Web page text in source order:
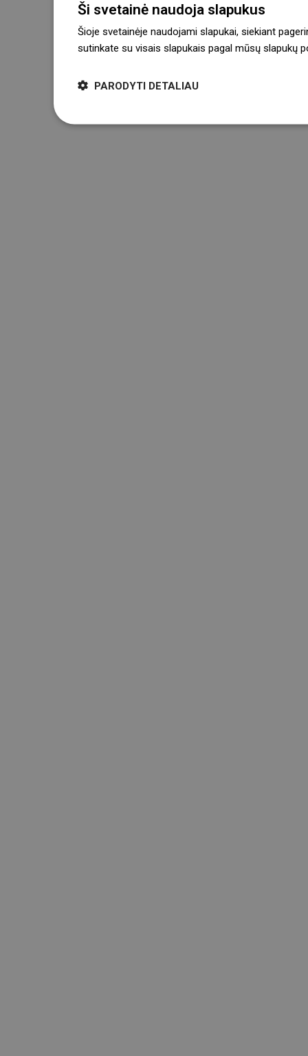
Ši svetainė naudoja slapukus
Šioje svetainėje naudojami slapukai, siekiant
sutinkate su visais slapukais pagal mūsų slapukų
PARODYTI DETALIAU